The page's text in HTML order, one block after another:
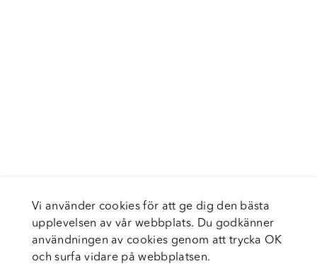
Vi använder cookies för att ge dig den bästa
upplevelsen av vår webbplats. Du godkänner
användningen av cookies genom att trycka OK
och surfa vidare på webbplatsen.